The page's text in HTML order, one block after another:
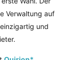
Verwaltung auf
und